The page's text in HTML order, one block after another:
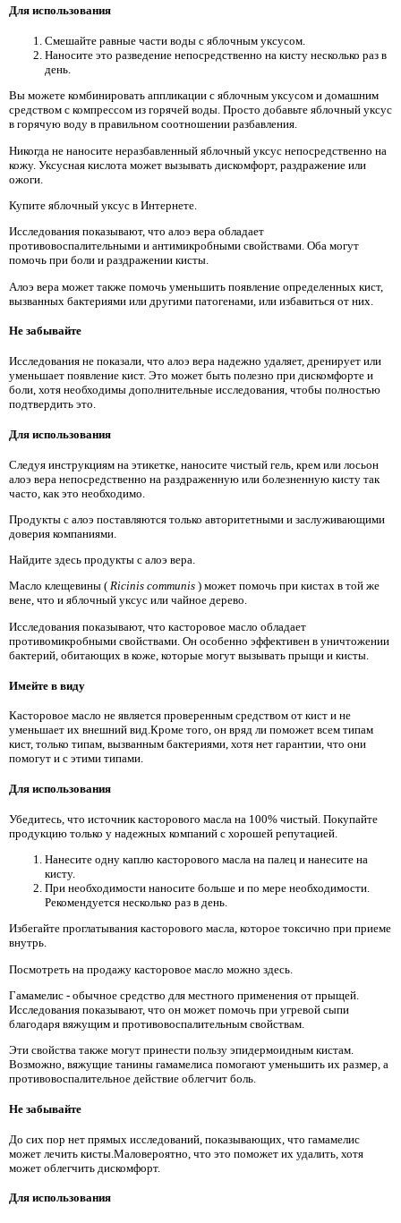
Для использования
Смешайте равные части воды с яблочным уксусом.
Наносите это разведение непосредственно на кисту несколько раз в
день.
Вы можете комбинировать аппликации с яблочным уксусом и домашним
средством с компрессом из горячей воды. Просто добавьте яблочный уксус
в горячую воду в правильном соотношении разбавления.
Никогда не наносите неразбавленный яблочный уксус непосредственно на
кожу. Уксусная кислота может вызывать дискомфорт, раздражение или
ожоги.
Купите яблочный уксус в Интернете.
Исследования показывают, что алоэ вера обладает
противовоспалительными и антимикробными свойствами. Оба могут
помочь при боли и раздражении кисты.
Алоэ вера может также помочь уменьшить появление определенных кист,
вызванных бактериями или другими патогенами, или избавиться от них.
Не забывайте
Исследования не показали, что алоэ вера надежно удаляет, дренирует или
уменьшает появление кист. Это может быть полезно при дискомфорте и
боли, хотя необходимы дополнительные исследования, чтобы полностью
подтвердить это.
Для использования
Следуя инструкциям на этикетке, наносите чистый гель, крем или лосьон
алоэ вера непосредственно на раздраженную или болезненную кисту так
часто, как это необходимо.
Продукты с алоэ поставляются только авторитетными и заслуживающими
доверия компаниями.
Найдите здесь продукты с алоэ вера.
Масло клещевины ( Ricinis communis ) может помочь при кистах в той же
вене, что и яблочный уксус или чайное дерево.
Исследования показывают, что касторовое масло обладает
противомикробными свойствами. Он особенно эффективен в уничтожении
бактерий, обитающих в коже, которые могут вызывать прыщи и кисты.
Имейте в виду
Касторовое масло не является проверенным средством от кист и не
уменьшает их внешний вид.Кроме того, он вряд ли поможет всем типам
кист, только типам, вызванным бактериями, хотя нет гарантии, что они
помогут и с этими типами.
Для использования
Убедитесь, что источник касторового масла на 100% чистый. Покупайте
продукцию только у надежных компаний с хорошей репутацией.
Нанесите одну каплю касторового масла на палец и нанесите на
кисту.
При необходимости наносите больше и по мере необходимости.
Рекомендуется несколько раз в день.
Избегайте проглатывания касторового масла, которое токсично при приеме
внутрь.
Посмотреть на продажу касторовое масло можно здесь.
Гамамелис - обычное средство для местного применения от прыщей.
Исследования показывают, что он может помочь при угревой сыпи
благодаря вяжущим и противовоспалительным свойствам.
Эти свойства также могут принести пользу эпидермоидным кистам.
Возможно, вяжущие танины гамамелиса помогают уменьшить их размер, а
противовоспалительное действие облегчит боль.
Не забывайте
До сих пор нет прямых исследований, показывающих, что гамамелис
может лечить кисты.Маловероятно, что это поможет их удалить, хотя
может облегчить дискомфорт.
Для использования